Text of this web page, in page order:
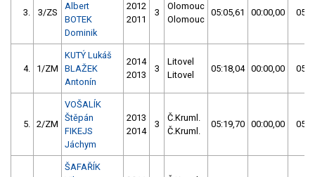
3. 3/ZS
Albert
BOTEK
Dominik
2012
2011
3
Olomouc
Olomouc
05:05,61 00:00,00
4. 1/ZM
KUTÝ Lukáš
BLAŽEK
Antonín
2014
2013
3
Litovel
Litovel
05:18,04 00:00,00
5. 2/ZM
VOŠALÍK
Štěpán
FIKEJS
Jáchym
2013
2014
3
Č.Kruml.
Č.Kruml.
05:19,70 00:00,00
ŠAFAŘÍK